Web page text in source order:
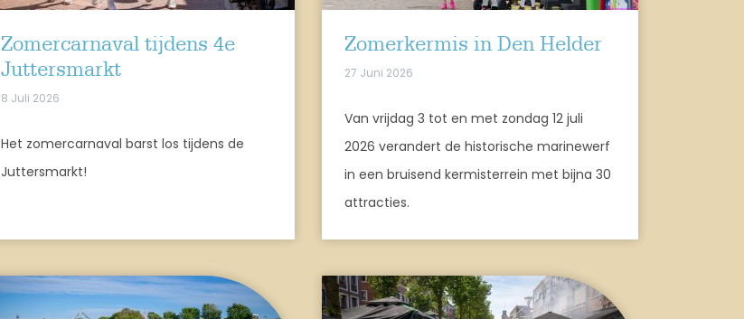
Zomercarnaval tijdens 4e
Juttersmarkt
8 Juli 2026
Het zomercarnaval barst los tijdens de
Juttersmarkt!
Zomerkermis in Den Helder
27 Juni 2026
Van vrijdag 3 tot en met zondag 12 juli
2026 verandert de historische marinewerf
in een bruisend kermisterrein met bijna 30
attracties.